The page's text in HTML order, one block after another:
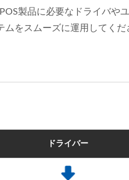
製品に必要なドライバや
をスムーズに運用してく
ドライバー